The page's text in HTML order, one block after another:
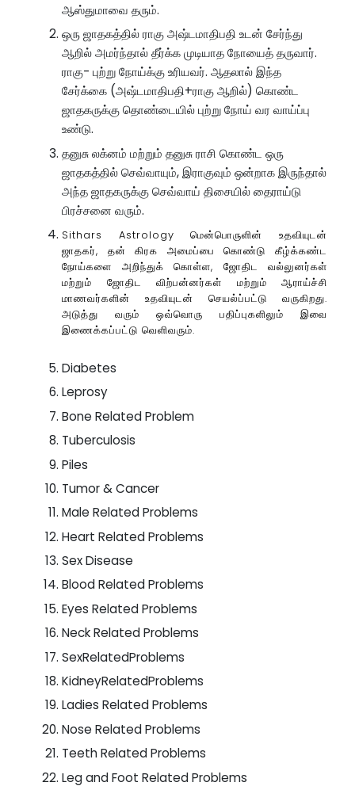
ஆஸ்துமாவை தரும்.
ஒரு ஜாதகத்தில் ராகு அஷ்டமாதிபதி உடன் சேர்ந்து
ஆறில் அமர்ந்தால் தீர்க்க முடியாத நோயைத் தருவார்.
ராகு- புற்று நோய்க்கு உரியவர். ஆதலால் இந்த
சேர்க்கை (அஷ்டமாதிபதி+ராகு ஆறில்) கொண்ட
ஜாதகருக்கு தொண்டையில் புற்று நோய் வர வாய்ப்பு
உண்டு.
தனுசு லக்னம் மற்றும் தனுசு ராசி கொண்ட ஒரு
ஜாதகத்தில் செவ்வாயும், இராகுவும் ஒன்றாக இருந்தால்
அந்த ஜாதகருக்கு செவ்வாய் திசையில் தைராய்டு
பிரச்சனை வரும்.
Sithars Astrology மென்பொருளின் உதவியுடன்
ஜாதகர், தன் கிரக அமைப்பை கொண்டு கீழ்க்கண்ட
நோய்களை அறிந்துக் கொள்ள, ஜோதிட வல்லுனர்கள்
மற்றும் ஜோதிட விற்பன்னர்கள் மற்றும் ஆராய்ச்சி
மாணவர்களின் உதவியுடன் செயல்ப்பட்டு வருகிறது.
அடுத்து வரும் ஒவ்வொரு பதிப்புகளிலும் இவை
இணைக்கப்பட்டு வெளிவரும்.
Diabetes
Leprosy
Bone Related Problem
Tuberculosis
Piles
Tumor & Cancer
Male Related Problems
Heart Related Problems
Sex Disease
Blood Related Problems
Eyes Related Problems
Neck Related Problems
SexRelatedProblems
KidneyRelatedProblems
Ladies Related Problems
Nose Related Problems
Teeth Related Problems
Leg and Foot Related Problems